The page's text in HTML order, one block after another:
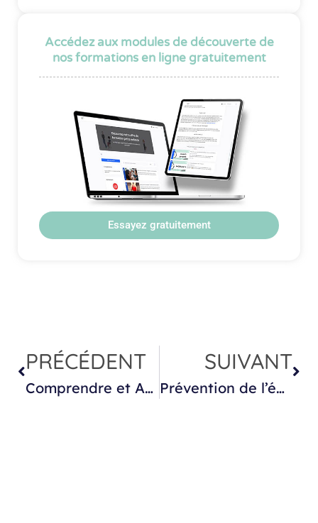
Accédez aux modules de découverte de
nos formations en ligne gratuitement
Essayez gratuitement
PRÉCÉDENT
Comprendre et Apprivoiser les Émotions
SUIVANT
Prévention de l’épuisement professionnel en petite enfance : pourquoi prendre soin de soi ?